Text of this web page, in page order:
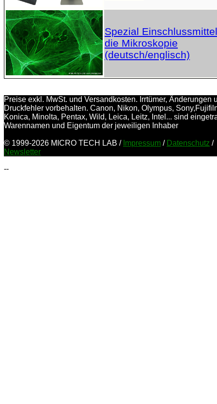
Spezial
die Mikroskopie
(deutsch/englisch)
Preise exkl. MwSt. und Versandkosten. Irrtümer, Änderungen
Druckfehler vorbehalten. Canon, Nikon, Olympus,
Konica, Minolta, Pentax, Wild, Leica, Leitz, Intel... sind
Warennamen und Eigentum der jeweiligen Inhaber
© 1999-2026 MICRO TECH LAB / Impressum / Datenschutz /
Newsletter
--